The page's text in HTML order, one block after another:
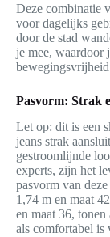
Deze combinatie
voor dagelijks
door de stad
je mee, waardoor
Pasvorm: Strak
Let op: dit is een
jeans strak
gestroomlijnde
experts, zijn het
pasvorm van
1,74 m en maat
en maat 36,
als comfortabel is